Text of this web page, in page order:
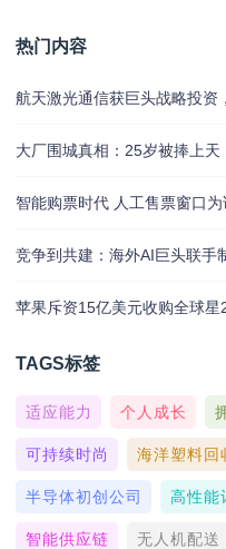
热门内容
航天激光通信获巨头战略投资
大厂围城真相：25岁被捧上
智能购票时代 人工售票窗口为
竞争到共建：海外AI巨头联手
苹果斥资15亿美元收购全球
TAGS标签
适应能力 个人成长
可持续时尚 海洋塑料回
半导体初创公司 高性能
智能供应链 无人机配送